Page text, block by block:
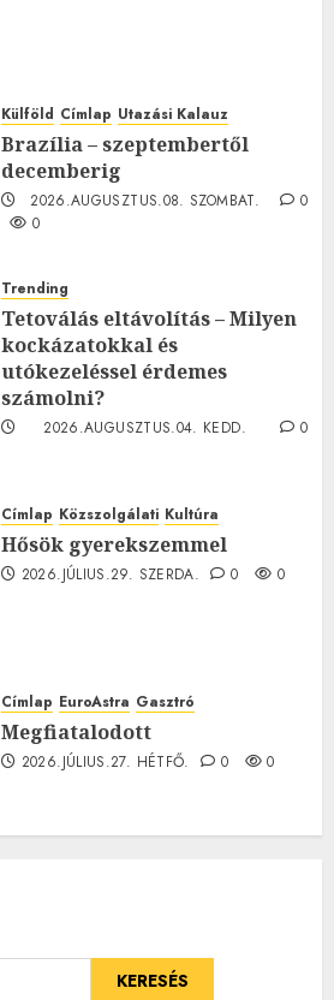
Külföld Címlap Utazási Kalauz
Brazília – szeptembertől
decemberig
2026.AUGUSZTUS.08. SZOMBAT.
0
0
Trending
Tetoválás eltávolítás – Milyen
kockázatokkal és
utókezeléssel érdemes
számolni?
2026.AUGUSZTUS.04. KEDD.
0
Címlap Közszolgálati Kultúra
Hősök gyerekszemmel
2026.JÚLIUS.29. SZERDA. 0 0
Címlap EuroAstra Gasztró
Megfiatalodott
2026.JÚLIUS.27. HÉTFŐ. 0 0
KERESÉS